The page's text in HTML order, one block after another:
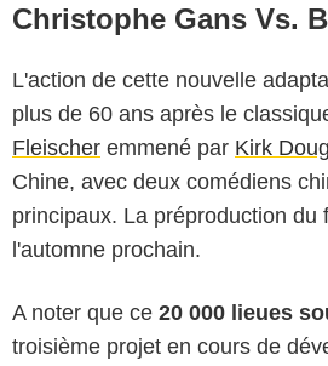
Christophe Gans Vs.
L'action de cette nouvelle
plus de 60 ans après le
Fleischer emmené par Kirk
Chine, avec deux comédiens
principaux. La préproduction du
l'automne prochain.
A noter que ce 20 000 lieues
troisième projet en cours de